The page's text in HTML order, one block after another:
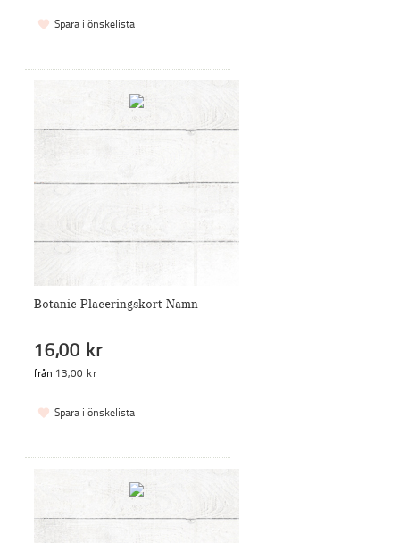
Spara i önskelista
Botanic Placeringskort Namn
16,00 kr
från 13,00 kr
Spara i önskelista